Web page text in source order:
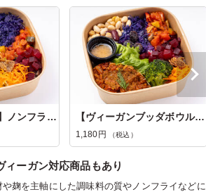
【ブッダボウル】ノンフライ塩麴唐揚げ 【ヴィーガンブッダボウル】大豆きのこ...
1,180円 （税込）
ーガン対応商品もあり
麹を主軸にした調味料の質やノンフライなどに